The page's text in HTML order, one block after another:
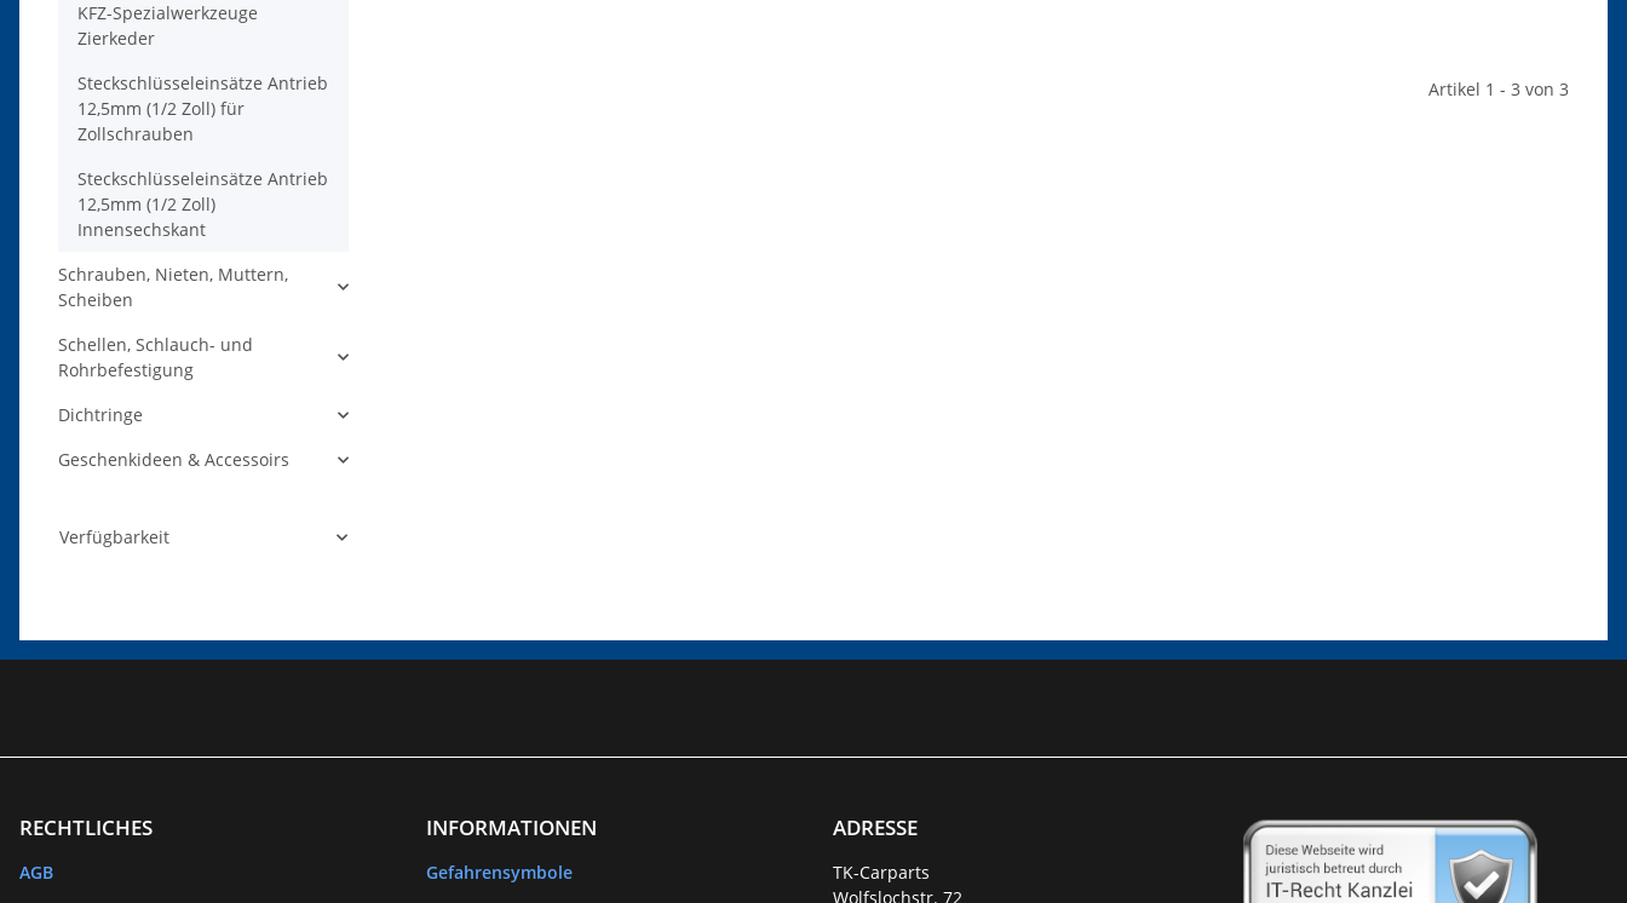
Artikel 1 - 3 von 3
KFZ-Spezialwerkzeuge
Zierkeder
Steckschlüsseleinsätze Antrieb
12,5mm (1/2 Zoll) für
Zollschrauben
Steckschlüsseleinsätze Antrieb
12,5mm (1/2 Zoll)
Innensechskant
Schrauben, Nieten, Muttern,
Scheiben
Schellen, Schlauch- und
Rohrbefestigung
Dichtringe
Geschenkideen & Accessoirs
Verfügbarkeit
RECHTLICHES
AGB
INFORMATIONEN
Gefahrensymbole
ADRESSE
TK-Carparts
Wolfslochstr. 72